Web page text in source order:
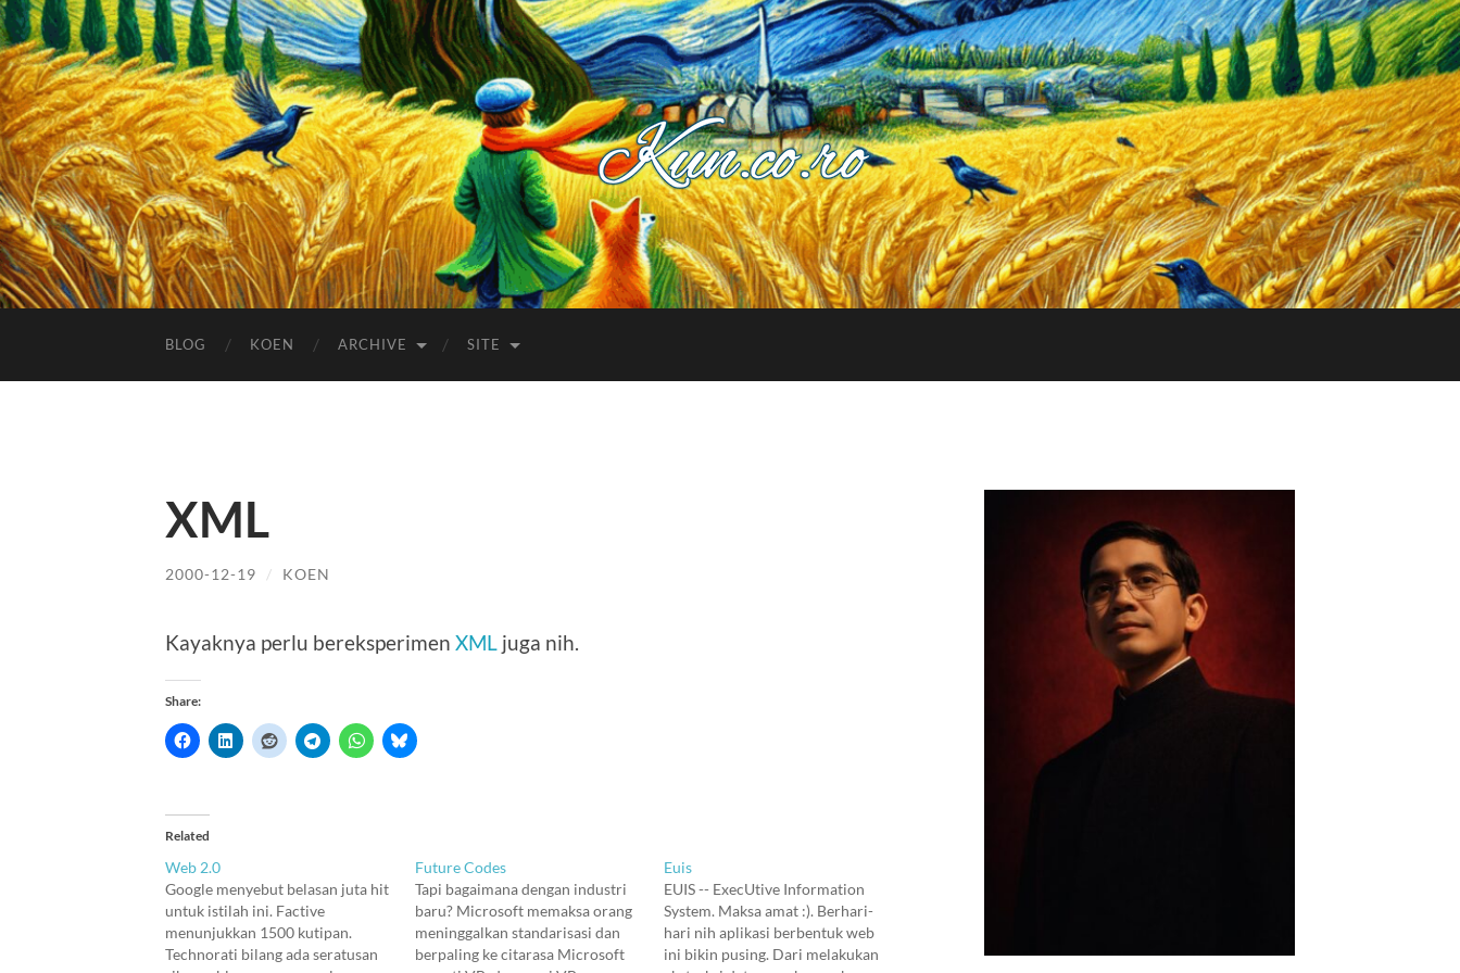
Kuncoro++
BLOG KOEN ARCHIVE SITE
XML
2000-12-19 / KOEN
Kayaknya perlu bereksperimen XML juga nih.
Share:
Related
Web 2.0
Google menyebut belasan juta hit
untuk istilah ini. Factive
menunjukkan 1500 kutipan.
Technorati bilang ada seratusan
Future Codes
Tapi bagaimana dengan industri
baru? Microsoft memaksa orang
meninggalkan standarisasi dan
berpaling ke citarasa Microsoft
Euis
EUIS -- ExecUtive Information
System. Maksa amat :). Berhari-
hari nih aplikasi berbentuk web
ini bikin pusing. Dari melakukan